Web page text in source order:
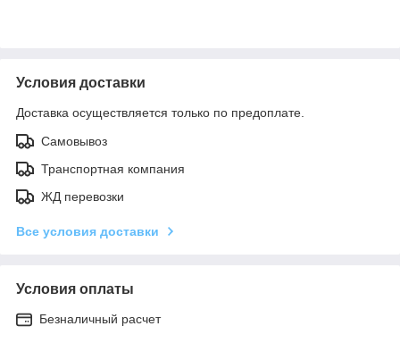
Условия доставки
Доставка осуществляется только по предоплате.
Самовывоз
Транспортная компания
ЖД перевозки
Все условия доставки
Условия оплаты
Безналичный расчет